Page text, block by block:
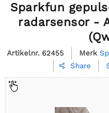
Sparkfun
radarsensor -
Artikelnr. 62455 Merk
 Share